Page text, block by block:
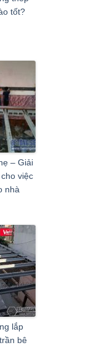
tốt?
– Giải
việc
nhà
lắp
bê